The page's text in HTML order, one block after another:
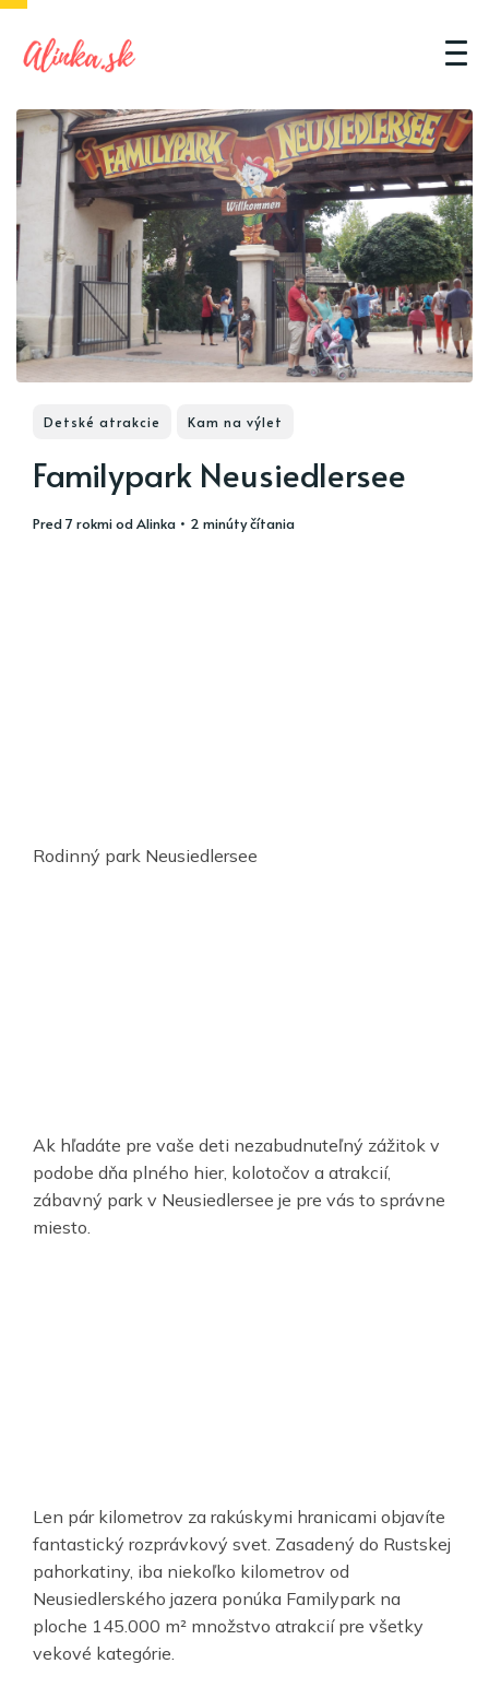
Detské atrakcie Kam na výlet
Familypark Neusiedlersee
pred 7 rokmiodAlinka • 2 minúty čítania
Rodinný park Neusiedlersee
Ak hľadáte pre vaše deti nezabudnuteľný zážitok v
podobe dňa plného hier, kolotočov a atrakcií,
zábavný park v Neusiedlersee je pre vás to správne
miesto.
Len pár kilometrov za rakúskymi hranicami objavíte
fantastický rozprávkový svet. Zasadený do Rustskej
pahorkatiny, iba niekoľko kilometrov od
Neusiedlerského jazera ponúka Familypark na
ploche 145.000 m² množstvo atrakcií pre všetky
vekové kategórie.